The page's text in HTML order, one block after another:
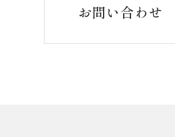
お問い合わせ